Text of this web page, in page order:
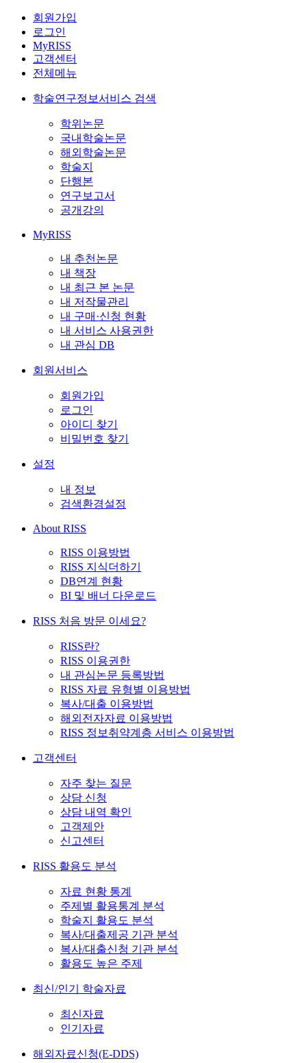
회원가입
로그인
MyRISS
고객센터
전체메뉴
학술연구정보서비스 검색
학위논문
국내학술논문
해외학술논문
학술지
단행본
연구보고서
공개강의
MyRISS
내 추천논문
내 책장
내 최근 본 논문
내 저작물관리
내 구매·신청 현황
내 서비스 사용권한
내 관심 DB
회원서비스
회원가입
로그인
아이디 찾기
비밀번호 찾기
설정
내 정보
검색환경설정
About RISS
RISS 이용방법
RISS 지식더하기
DB연계 현황
BI 및 배너 다운로드
RISS 처음 방문 이세요?
RISS란?
RISS 이용권한
내 관심논문 등록방법
RISS 자료 유형별 이용방법
복사/대출 이용방법
해외전자자료 이용방법
RISS 정보취약계층 서비스 이용방법
고객센터
자주 찾는 질문
상담 신청
상담 내역 확인
고객제안
신고센터
RISS 활용도 분석
자료 현황 통계
주제별 활용통계 분석
학술지 활용도 분석
복사/대출제공 기관 분석
복사/대출신청 기관 분석
활용도 높은 주제
최신/인기 학술자료
최신자료
인기자료
해외자료신청(E-DDS)